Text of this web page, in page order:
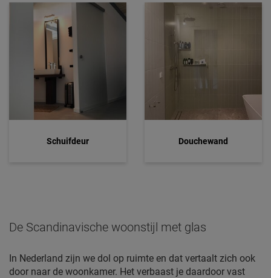
Schuifdeur Douchewand
De Scandinavische woonstijl met glas
In Nederland zijn we dol op ruimte en dat vertaalt zich ook
door naar de woonkamer. Het verbaast je daardoor vast